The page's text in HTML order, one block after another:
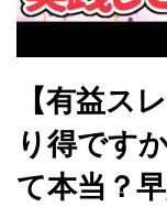
【有益ス
り得です
て本当？